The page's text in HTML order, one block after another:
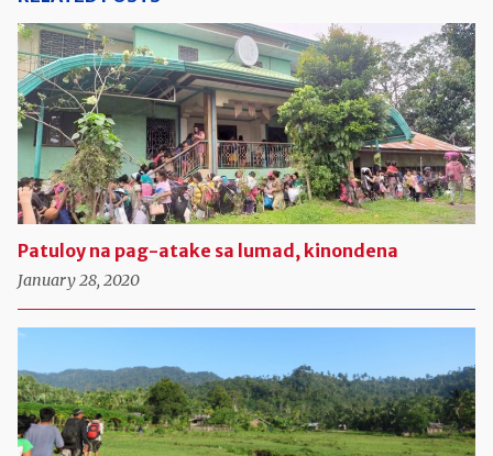
Patuloy na pag-atake sa lumad, kinondena
January 28, 2020